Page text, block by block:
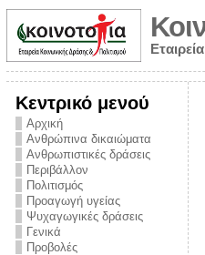
Κεντρικό μενού
Αρχική
Ανθρώπινα δικαιώματα
Ανθρωπιστικές δράσεις
Περιβάλλον
Πολιτισμός
Προαγωγή υγείας
Ψυχαγωγικές δράσεις
Γενικά
Προβολές